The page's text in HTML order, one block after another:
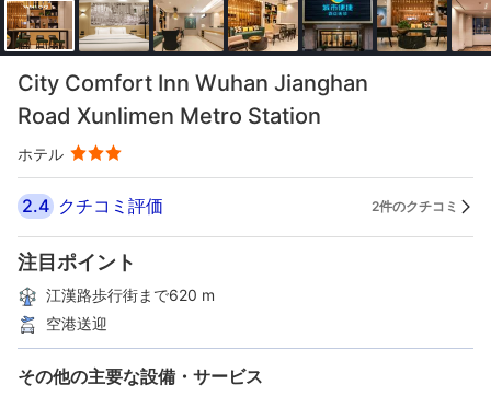
City Comfort Inn Wuhan Jianghan
Road Xunlimen Metro Station
ホテル
2.4 クチコミ評価 2件のクチコミ
注目ポイント
江漢路歩行街まで620 m
空港送迎
その他の主要な設備・サービス